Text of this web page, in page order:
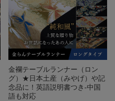
金襴テーブルランナー（ロン
グ）★日本土産（みやげ）や記
念品に！英語説明書つき-中国
語も対応